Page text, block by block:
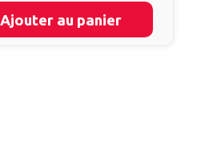
Ajouter au panier